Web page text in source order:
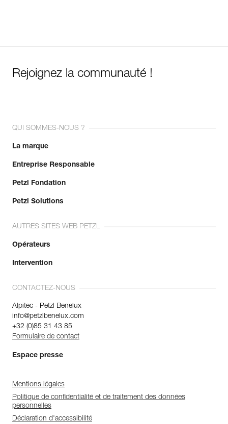
Rejoignez la communauté !
QUI SOMMES-NOUS ?
La marque
Entreprise Responsable
Petzl Fondation
Petzl Solutions
AUTRES SITES WEB PETZL
Opérateurs
Intervention
CONTACTEZ-NOUS
Alpitec - Petzl Benelux
info@petzlbenelux.com
+32 (0)85 31 43 85
Formulaire de contact
Espace presse
Mentions légales
Politique de confidentialité et de traitement des données
personnelles
Déclaration d'accessibilité